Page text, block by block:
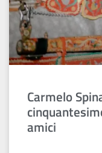
Carmelo
amici